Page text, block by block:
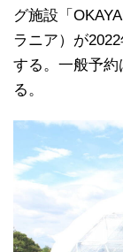
グ施設「
ラニア）が
する。一般予約
る。